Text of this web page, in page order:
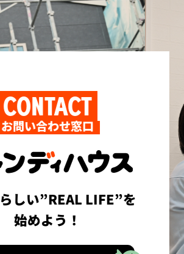
CONTACT
お問い合わせ窓口
しい”REAL LIFE”を
始めよう！